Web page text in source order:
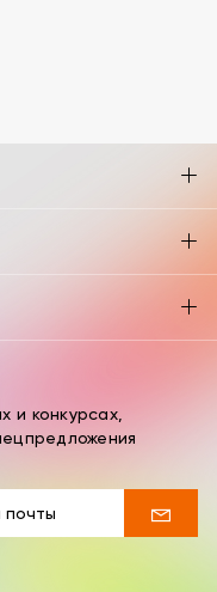
и конкурсах,